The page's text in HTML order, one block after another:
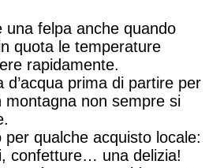
una felpa anche quando
quota le temperature
rapidamente.
d’acqua prima di partire per
montagna non sempre si
per qualche acquisto locale:
confetture… una delizia!